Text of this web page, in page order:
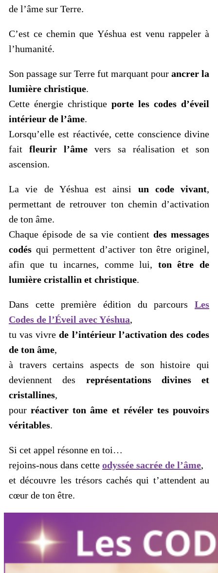
de l’âme sur Terre.
C’est ce chemin que Yéshua est venu rappeler à
l’humanité.
Son passage sur Terre fut marquant pour ancrer la
lumière christique.
Cette énergie christique porte les codes d’éveil
intérieur de l’âme.
Lorsqu’elle est réactivée, cette conscience divine
fait fleurir l’âme vers sa réalisation et son
ascension.
La vie de Yéshua est ainsi un code vivant,
permettant de retrouver ton chemin d’activation
de ton âme.
Chaque épisode de sa vie contientdes messages
codés qui permettent d’activer ton être originel,
afin que tu incarnes, comme lui, ton être de
lumière cristallin et christique.
Dans cette première édition du parcours Les
Codes de l’Éveil avec Yéshua,
tu vas vivrede l’intérieur l’activation des codes
de ton âme,
à travers certains aspects de son histoire qui
deviennent des représentations divines et
cristallines,
pourréactiver ton âme et révéler tes pouvoirs
véritables.
Si cet appel résonne en toi…
rejoins-nous dans cette odyssée sacrée de l’âme,
et découvre les trésors cachés qui t’attendent au
cœur de ton être.